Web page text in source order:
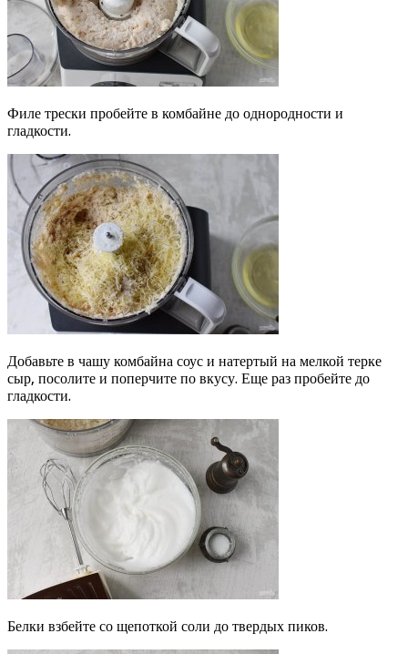
Филе трески пробейте в комбайне до однородности и
гладкости.
Добавьте в чашу комбайна соус и натертый на мелкой терке
сыр, посолите и поперчите по вкусу. Еще раз пробейте до
гладкости.
Белки взбейте со щепоткой соли до твердых пиков.